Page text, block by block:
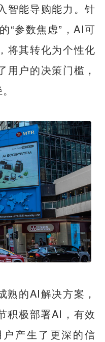
智能导购能力。针
“参数焦虑”，AI可
将其转化为个性化
用户的决策门槛，
熟的AI解决方案，
积极部署AI，有效
产生了更深的信